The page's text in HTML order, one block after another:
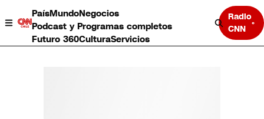
PaísMundoNegocios
Podcast y Programas completos
Futuro 360CulturaServicios
Radio
CNN